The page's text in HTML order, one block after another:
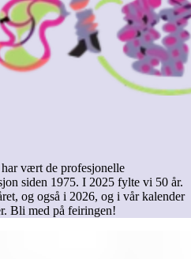
vært de profesjonelle
siden 1975. I 2025 fylte vi 50 år.
og også i 2026, og i vår kalender
Bli med på feiringen!